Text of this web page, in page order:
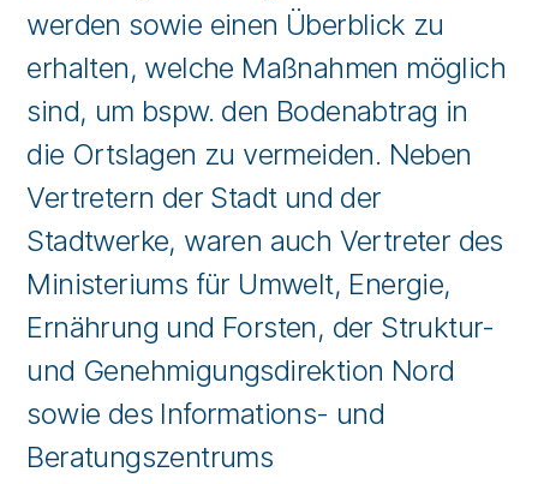
werden sowie einen Überblick zu
erhalten, welche Maßnahmen möglich
sind, um bspw. den Bodenabtrag in
die Ortslagen zu vermeiden. Neben
Vertretern der Stadt und der
Stadtwerke, waren auch Vertreter des
Ministeriums für Umwelt, Energie,
Ernährung und Forsten, der Struktur-
und Genehmigungsdirektion Nord
sowie des Informations- und
Beratungszentrums